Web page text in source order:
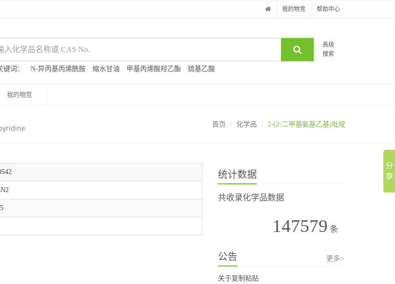
我的物竞 帮助中心
高级
搜索
键词： N-异丙基丙烯酰胺 缩水甘油 甲基丙烯酸羟乙酯 巯基乙酸
我的物竞
首页 化学品 2-(2-二甲基氨基乙基)吡啶
统计数据
共收录化学品数据
147579 条
公告 更多>
关于复制粘贴